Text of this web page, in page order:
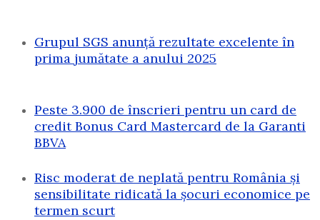
Grupul SGS anunță rezultate excelente în
prima jumătate a anului 2025
Peste 3.900 de înscrieri pentru un card de
credit Bonus Card Mastercard de la Garanti
BBVA
Risc moderat de neplată pentru România și
sensibilitate ridicată la șocuri economice pe
termen scurt